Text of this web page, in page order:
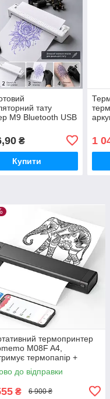
тату
M9 Bluetooth USB
A4 для тату
| Білий
₴
Купити
та
1
термопринтер
M08F A4,
термопапір +
папір 100 шт
до відправки
₴ 6 900 ₴